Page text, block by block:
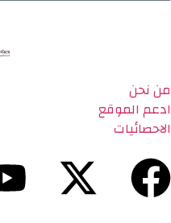
من نحن
ادعم الموقع
الاحصائيات